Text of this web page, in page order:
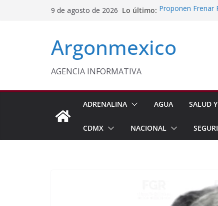
9 de agosto de 2026 Lo último: Proponen Frenar
Café
Exportación
Sheinbaum y
Nuevo CBTA en
Argonmexico
AGENCIA INFORMATIVA
ADRENALINA AGUA SALUD
CDMX NACIONAL